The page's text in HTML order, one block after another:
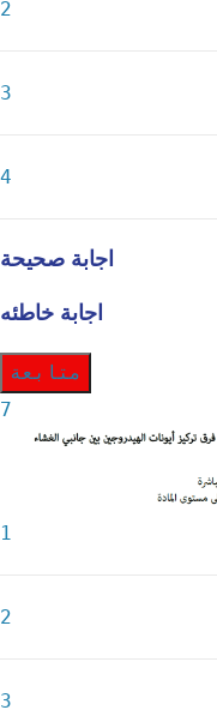
2
3
4
اجابة صحيحة
اجابة خاطئه
متابعة
7
1
2
3